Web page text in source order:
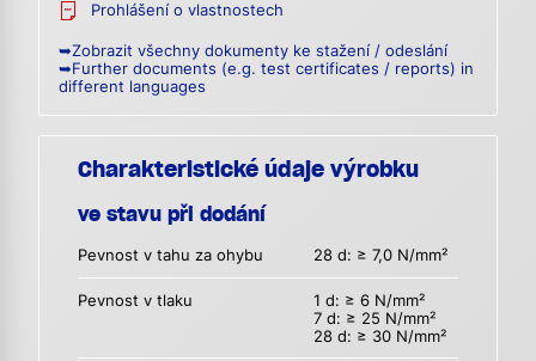
Prohlášení o vlastnostech
➥Zobrazit všechny dokumenty ke stažení / odeslání
➥Further documents (e.g. test certificates / reports) in
different languages
Charakteristické údaje výrobku
ve stavu při dodání
Pevnost v tahu za ohybu 28 d: ≥ 7,0 N/mm²
Pevnost v tlaku
1 d: ≥ 6 N/mm²
7 d: ≥ 25 N/mm²
28 d: ≥ 30 N/mm²